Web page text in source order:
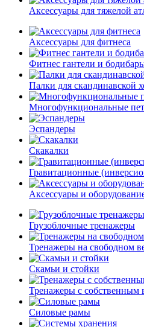
Аксессуары для тяжелой
Аксессуары для фитнеса
Фитнес гантели и
Палки для скандинавской
Многофункциональные
Эспандеры
Скакалки
Гравитационные
Аксессуары и
Грузоблочные тренажеры
Тренажеры на свободном
Скамьи и стойки
Тренажеры с собственным
Силовые рамы